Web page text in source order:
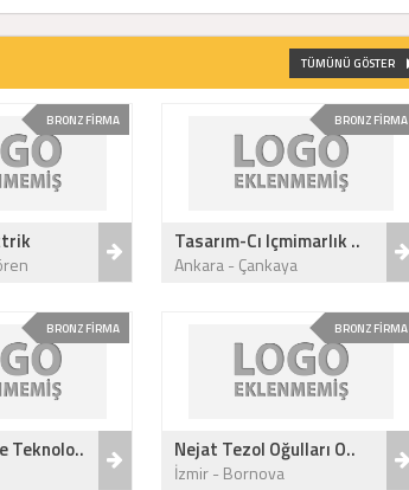
TÜMÜNÜ GÖSTER
BRONZ FİRMA BRONZ FİRMA
Tasarım-Cı Içmimarlık ..
Ankara - Çankaya
BRONZ FİRMA
Teknolo..
BRONZ FİRMA
Nejat Tezol Oğulları O..
İzmir - Bornova